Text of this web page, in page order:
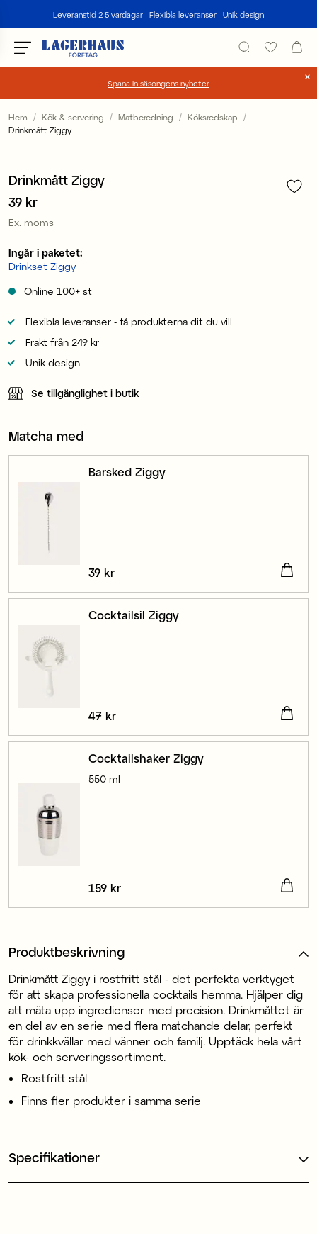
Leveranstid 2-5 vardagar - Flexibla leveranser - Unik design
Spana in säsongens nyheter
Välj språk / valuta
Hem Kök & servering Matberedning
Köksredskap
Drinkmått Ziggy
Drinkmått Ziggy
Pris:39 kr
39 kr
Ex. moms
Ingår i paketet:
Drinkset Ziggy
Online 100+ st
Flexibla leveranser - få produkterna dit du vill
Frakt från 249 kr
Unik design
Se tillgänglighet i butik
Matcha med
Barsked Ziggy
Pris:
39 kr
Cocktailsil Ziggy
Pris:47 kr
47 kr
Cocktailshaker Ziggy
550 ml
Pris :159 kr
159 kr
Produktbeskrivning
Drinkmått Ziggy i rostfritt stål - det perfekta verktyget
för att skapa professionella cocktails hemma. Hjälper dig
att mäta upp ingredienser med precision. Drinkmåttet är
en del av en serie med flera matchande delar, perfekt
för drinkkvällar med vänner och familj. Upptäck hela vårt
kök- och serveringssortiment
Rostfritt stål
Finns fler produkter i samma serie
Specifikationer